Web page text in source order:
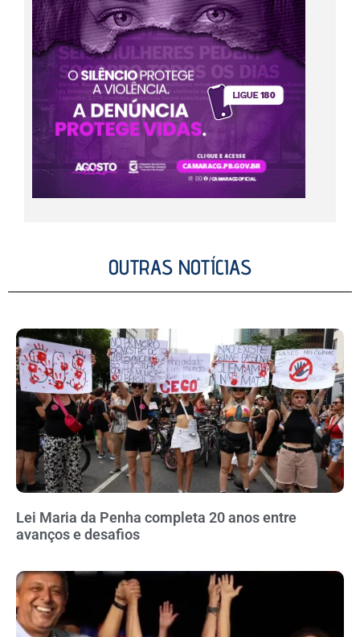
OUTRAS NOTÍCIAS
Lei Maria da Penha completa 20 anos entre
avanços e desafios